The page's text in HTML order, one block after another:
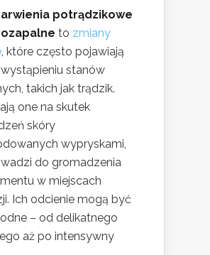
potrądzikowe
to zmiany
, które często pojawiają
stanów
takich jak trądzik.
one na skutek
skóry
wypryskami,
do gromadzenia
w miejscach
Ich odcienie mogą być
– od delikatnego
aż po intensywny